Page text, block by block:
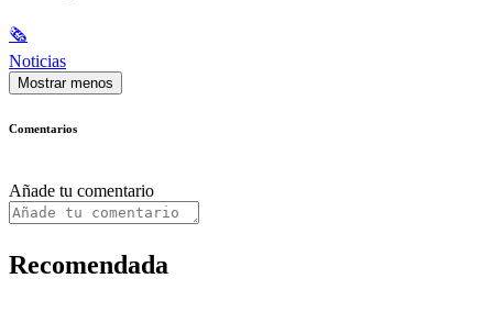
🗞
Noticias
Mostrar menos
Comentarios
Añade tu comentario
Recomendada